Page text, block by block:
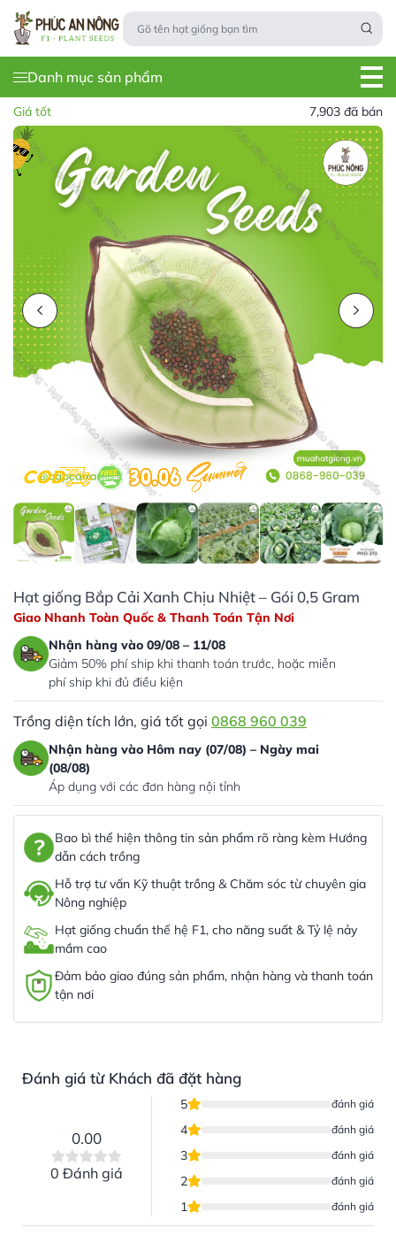
Danh mục sản phẩm
Giá tốt 7,903 đã bán
Hạt giống Bắp Cải Xanh Chịu Nhiệt – Gói 0,5 Gram
Giao Nhanh Toàn Quốc & Thanh Toán Tận Nơi
Nhận hàng vào 09/08 – 11/08
Giảm 50% phí ship khi thanh toán trước, hoặc miễn
phí ship khi đủ điều kiện
Trồng diện tích lớn, giá tốt gọi 0868 960 039
Nhận hàng vào Hôm nay (07/08) – Ngày mai
(08/08)
Áp dụng với các đơn hàng nội tỉnh
Bao bì thể hiện thông tin sản phẩm rõ ràng kèm Hướng
dẫn cách trồng
Hỗ trợ tư vấn Kỹ thuật trồng & Chăm sóc từ chuyên gia
Nông nghiệp
Hạt giống chuẩn thế hệ F1, cho năng suất & Tỷ lệ nảy
mầm cao
Đảm bảo giao đúng sản phẩm, nhận hàng và thanh toán
tận nơi
Đánh giá từ Khách đã đặt hàng
0.00
0 Đánh giá
5 đánh giá
4 đánh giá
3 đánh giá
2 đánh giá
1 đánh giá